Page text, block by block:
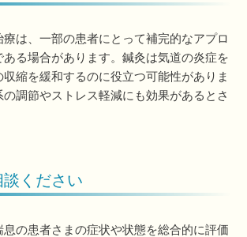
は、一部の患者にとって補完的なアプロ
ある場合があります。鍼灸は気道の炎症を
縮を緩和するのに役立つ可能性がありま
調節やストレス軽減にも効果があるとさ
ください
息の患者さまの症状や状態を総合的に評価